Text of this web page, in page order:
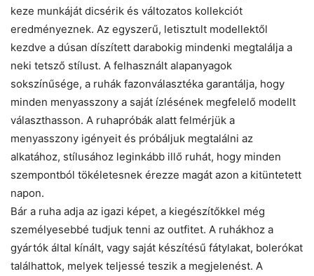
keze munkáját dicsérik és változatos kollekciót
eredményeznek. Az egyszerű, letisztult modellektől
kezdve a dúsan díszített darabokig mindenki megtalálja a
neki tetsző stílust. A felhasznált alapanyagok
sokszínűsége, a ruhák fazonválasztéka garantálja, hogy
minden menyasszony a saját ízlésének megfelelő modellt
választhasson. A ruhapróbák alatt felmérjük a
menyasszony igényeit és próbáljuk megtalálni az
alkatához, stílusához leginkább illő ruhát, hogy minden
szempontból tökéletesnek érezze magát azon a kitüntetett
napon.
Bár a ruha adja az igazi képet, a kiegészítőkkel még
személyesebbé tudjuk tenni az outfitet. A ruhákhoz a
gyártók által kínált, vagy saját készítésű fátylakat, bolerókat
találhattok, melyek teljessé teszik a megjelenést. A